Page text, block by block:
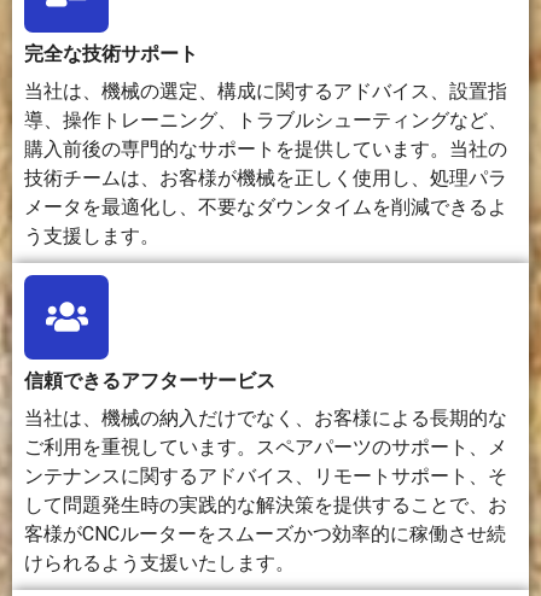
ト、治具
が必要で
す。
ーラン
ト、お
よび測
定ツー
ルが必
要で
す。
セ
ッ
ト
ア
ッ
プ
の
複
雑
さ
ツールパ
スのプロ
グラミン
グ、材料
の修正、
工具の選
定、およ
び粉塵対
策が必要
です。
は、精
密なク
ラン
プ、工
具設
定、加
工戦
略、お
よびク
整、換
気、およ
び安全管
理が必要
です。
ベッドレベ
リング、プ
リントキャ
リブレーシ
ョンが必要
です。
完全な技術サポート
当社は、機械の選定、構成に関するアドバイス、設置指
導、操作トレーニング、トラブルシューティングなど、
購入前後の専門的なサポートを提供しています。当社の
技術チームは、お客様が機械を正しく使用し、処理パラ
メータを最適化し、不要なダウンタイムを削減できるよ
う支援します。
信頼できるアフターサービス
当社は、機械の納入だけでなく、お客様による長期的な
ご利用を重視しています。スペアパーツのサポート、メ
ンテナンスに関するアドバイス、リモートサポート、そ
して問題発生時の実践的な解決策を提供することで、お
客様がCNCルーターをスムーズかつ効率的に稼働させ続
けられるよう支援いたします。